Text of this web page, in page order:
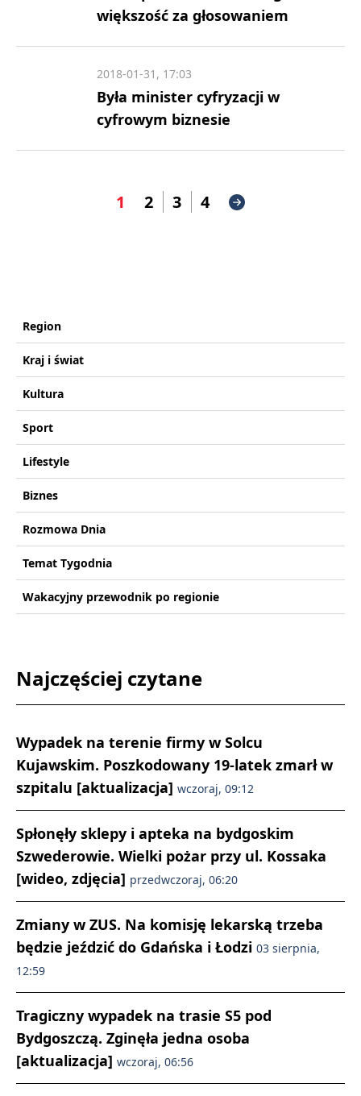
większość za głosowaniem
Była minister cyfryzacji w
cyfrowym biznesie
2018-01-31, 17:03
1 2 3 4
Region
Kraj i świat
Kultura
Sport
Lifestyle
Biznes
Rozmowa Dnia
Temat Tygodnia
Wakacyjny przewodnik po regionie
Najczęściej czytane
Wypadek na terenie firmy w Solcu
Kujawskim. Poszkodowany 19-latek zmarł w
szpitalu [aktualizacja] wczoraj, 09:12
Spłonęły sklepy i apteka na bydgoskim
Szwederowie. Wielki pożar przy ul. Kossaka
[wideo, zdjęcia] przedwczoraj, 06:20
Zmiany w ZUS. Na komisję lekarską trzeba
będzie jeździć do Gdańska i Łodzi 03 sierpnia,
12:59
Tragiczny wypadek na trasie S5 pod
Bydgoszczą. Zginęła jedna osoba
[aktualizacja] wczoraj, 06:56